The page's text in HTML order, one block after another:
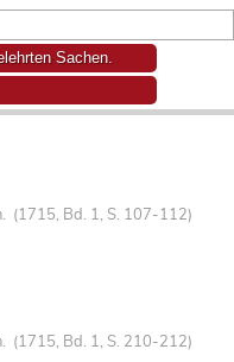
(1715, Bd. 1, S. 107-112)
(1715, Bd. 1, S. 210-212)
Sachen.